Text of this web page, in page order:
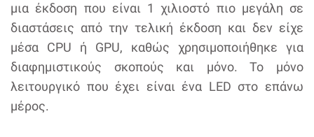
μια έκδοση που είναι 1 χιλιοστό πιο μεγάλη σε
διαστάσεις από την τελική έκδοση και δεν είχε
μέσα CPU ή GPU, καθώς χρησιμοποιήθηκε για
διαφημιστικούς σκοπούς και μόνο. Το μόνο
λειτουργικό που έχει είναι ένα LED στο επάνω
μέρος.